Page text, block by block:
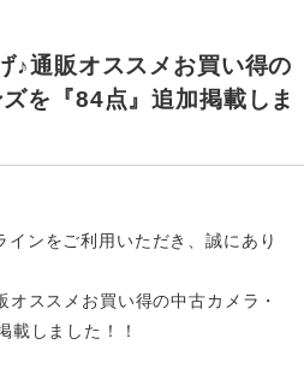
♪通販オススメお買い得の
を『84点』追加掲載しま
ンをご利用いただき、誠にあり
ススメお買い得の中古カメラ・
載 しました！！